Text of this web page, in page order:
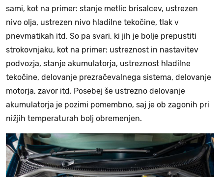
sami, kot na primer: stanje metlic brisalcev, ustrezen
nivo olja, ustrezen nivo hladilne tekočine, tlak v
pnevmatikah itd. So pa svari, ki jih je bolje prepustiti
strokovnjaku, kot na primer: ustreznost in nastavitev
podvozja, stanje akumulatorja, ustreznost hladilne
tekočine, delovanje prezračevalnega sistema, delovanje
motorja, zavor itd. Posebej še ustrezno delovanje
akumulatorja je pozimi pomembno, saj je ob zagonih pri
nižjih temperaturah bolj obremenjen.